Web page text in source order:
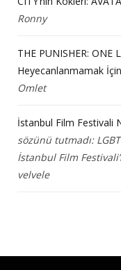
Ronny
THE PUNISHER: ONE
Heyecanlanmamak
Omlet
İstanbul Film Festivali
sözünü tutmadı:
İstanbul Film
velvele